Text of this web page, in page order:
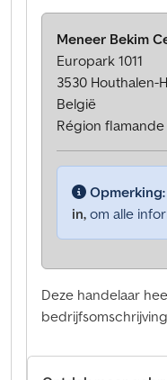
Deze handelaar
Meneer Bekim
Europark 1011
3530 Houthalen-
België
Région flamande
Opmerking:
in, om alle